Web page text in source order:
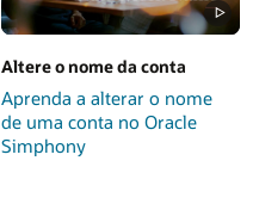
Altere o nome da conta
Aprenda a alterar o nome
de uma conta no Oracle
Simphony